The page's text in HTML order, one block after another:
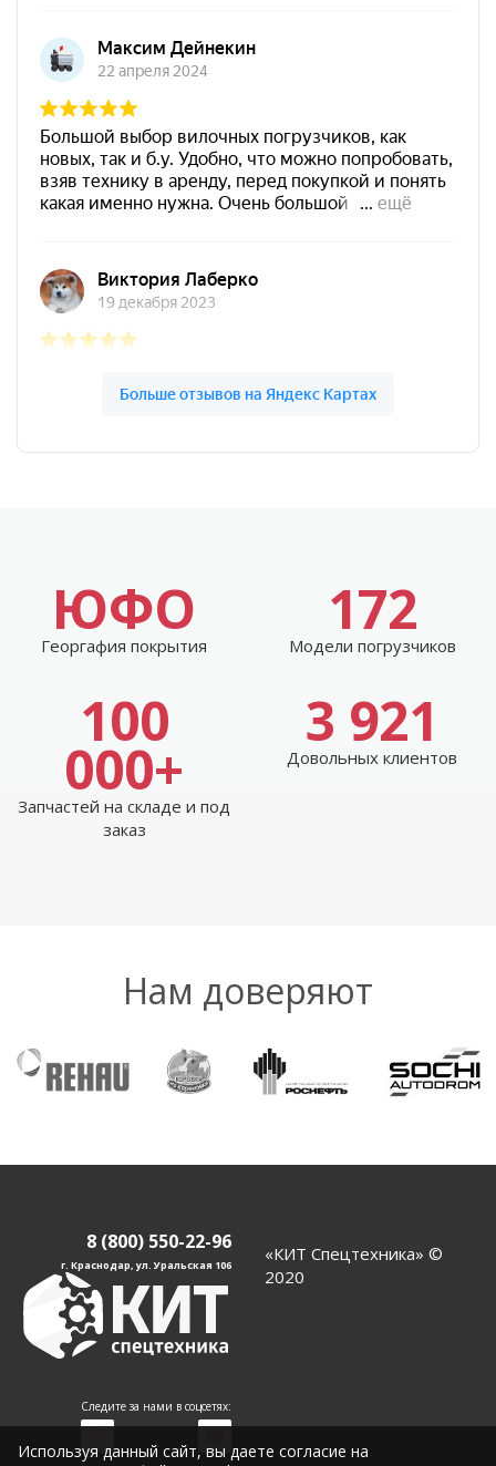
ЮФО
Георгафия покрытия
172
Модели погрузчиков
100
000+
Запчастей на складе и под
заказ
3 921
Довольных клиентов
Нам доверяют
8 (800) 550-22-96
г. Краснодар, ул. Уральская 106
Следите за нами в соцсетях:
«КИТ Спецтехника» ©
2020
Используя данный сайт, вы даете согласие на